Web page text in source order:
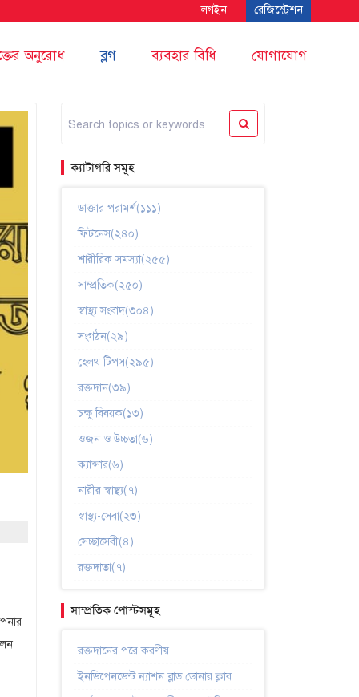
লগইন রেজিস্ট্রেশন
অনুরোধ ব্লগ ব্যবহার বিধি যোগাযোগ
ক্যাটাগরি সমূহ
ডাক্তার পরামর্শ(১১১)
ফিটনেস(২৪০)
শারীরিক সমস্যা(২৫৫)
সাম্প্রতিক(২৫০)
স্বাস্থ্য সংবাদ(৩০৪)
সংগঠন(২৯)
হেলথ টিপস(২৯৫)
রক্তদান(৩৯)
চক্ষু বিষয়ক(১৩)
ওজন ও উচ্চতা(৬)
ক্যান্সার(৬)
নারীর স্বাস্থ্য(৭)
স্বাস্থ্য-সেবা(২৩)
সেচ্ছাসেবী(৪)
রক্তদাতা(৭)
সাম্প্রতিক পোস্টসমূহ
রক্তদানের পরে করণীয়
ইনডিপেনডেন্ট ন্যাশন ব্লাড ডোনার ক্লাব